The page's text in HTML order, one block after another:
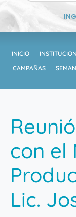
INICIO
CAMPAÑAS
con el
Lic.